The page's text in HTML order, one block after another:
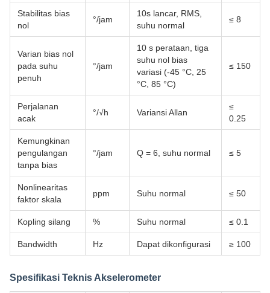
Stabilitas bias
nol
°/jam
10s lancar, RMS,
suhu normal
≤ 8
Varian bias nol
pada suhu
penuh
°/jam
10 s perataan, tiga
suhu nol bias
variasi (-45 °C, 25
°C, 85 °C)
≤ 150
Perjalanan
acak
°/√h Variansi Allan
≤
0.25
Kemungkinan
pengulangan
tanpa bias
°/jam Q = 6, suhu normal ≤ 5
Nonlinearitas
faktor skala
ppm Suhu normal ≤ 50
Kopling silang % Suhu normal ≤ 0.1
Bandwidth Hz Dapat dikonfigurasi ≥ 100
Spesifikasi Teknis Akselerometer